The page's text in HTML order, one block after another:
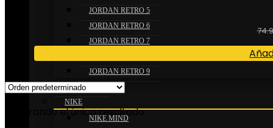
JORDAN RETRO 5
JORDAN RETRO 6
JORDAN RETRO 7
JORDAN RETRO 9
NUMERIS
NIKE
NIKE MIND
Mostrando el único resultado